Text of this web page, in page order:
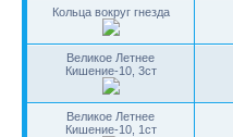
Кольца вокруг гнезда
Великое Летнее
Кишение-10, 3ст
Великое Летнее
Кишение-10, 1ст